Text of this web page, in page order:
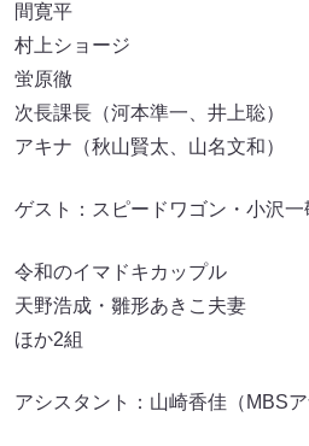
間寛平
村上ショージ
蛍原徹
次長課長（河本準一、井上聡）
アキナ（秋山賢太、山名文和）
ゲスト：スピードワゴン・小沢一
令和のイマドキカップル
天野浩成・雛形あきこ夫妻
ほか2組
アシスタント：山崎香佳（MBSア